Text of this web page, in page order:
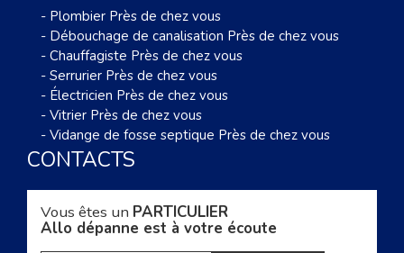
- Plombier Près de chez vous
- Débouchage de canalisation Près de chez vous
- Chauffagiste Près de chez vous
- Serrurier Près de chez vous
- Électricien Près de chez vous
- Vitrier Près de chez vous
- Vidange de fosse septique Près de chez vous
CONTACTS
Vous êtes un PARTICULIER
Allo dépanne est à votre écoute